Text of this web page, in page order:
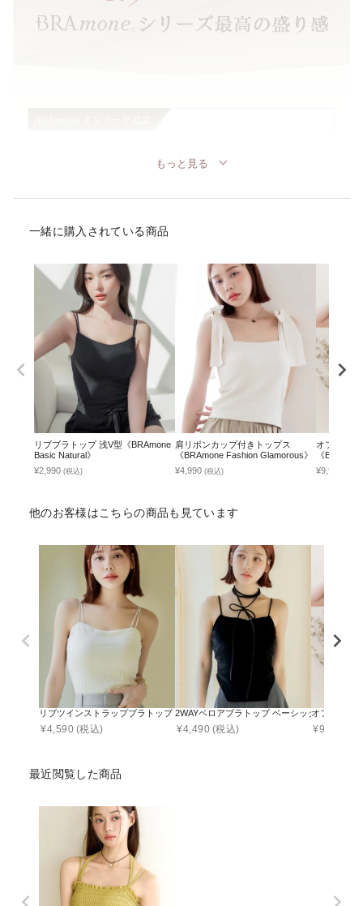
もっと見る
一緒に購入されている商品
リブブラトップ 浅V型《BRAmone
Basic Natural》
¥2,990 (税込)
肩リボンカップ付きトップス
《BRAmone Fashion Glamorous》
¥4,990 (税込)
オフショ
《
¥9,990
他のお客様はこちらの商品も見ています
リブツインストラップブラトップ《BRAmone Fashion Glamorous》
¥4,590 (税込)
2WAYベロアブラトップ ベーシック/ロンパー
¥4,490 (税込)
オフショル
¥9,990
最近閲覧した商品